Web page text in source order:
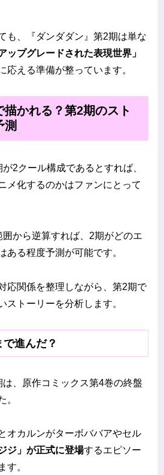
も、『ダンダダン』第2期は単な
アップグレードされた表現世界」
応える準備が整っています。
描かれる？第2期のスト
測
が2クール構成であるとすれば、
メ化するのかはファンにとって
から逆算すれば、2期がどのエ
ある程度予測が可能です。
応関係を整理しながら、第2期で
ストーリーを分析します。
進んだ？
は、原作コミックス第4巻の終盤
。
オカルンがターボババアやセル
ジジ」が正式に登場するエピソー
す。